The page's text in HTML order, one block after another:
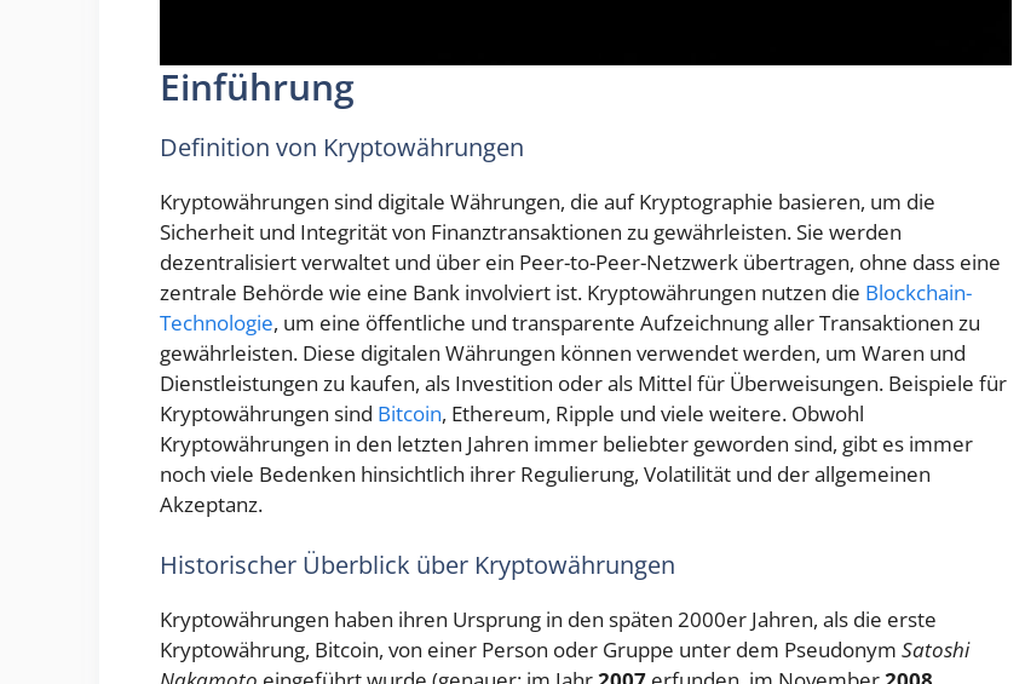
Einführung
Definition von Kryptowährungen
Kryptowährungen sind digitale Währungen, die auf Kryptographie basieren, um die
Sicherheit und Integrität von Finanztransaktionen zu gewährleisten. Sie werden
dezentralisiert verwaltet und über ein Peer-to-Peer-Netzwerk übertragen, ohne dass eine
zentrale Behörde wie eine Bank involviert ist. Kryptowährungen nutzen die Blockchain-
Technologie, um eine öffentliche und transparente Aufzeichnung aller Transaktionen zu
gewährleisten. Diese digitalen Währungen können verwendet werden, um Waren und
Dienstleistungen zu kaufen, als Investition oder als Mittel für Überweisungen. Beispiele für
Kryptowährungen sind Bitcoin, Ethereum, Ripple und viele weitere. Obwohl
Kryptowährungen in den letzten Jahren immer beliebter geworden sind, gibt es immer
noch viele Bedenken hinsichtlich ihrer Regulierung, Volatilität und der allgemeinen
Akzeptanz.
Historischer Überblick über Kryptowährungen
Kryptowährungen haben ihren Ursprung in den späten 2000er Jahren, als die erste
Kryptowährung, Bitcoin, von einer Person oder Gruppe unter dem Pseudonym Satoshi